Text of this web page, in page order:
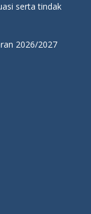
serta tindak
2026/2027